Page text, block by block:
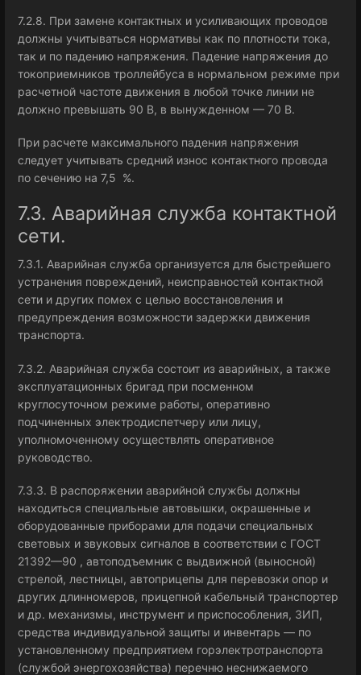
7.2.8. При замене контактных и усиливающих проводов
должны учитываться нормативы как по плотности тока,
так и по падению напряжения. Падение напряжения до
токоприемников троллейбуса в нормальном режиме при
расчетной частоте движения в любой точке линии не
должно превышать 90 В, в вынужденном — 70 В.
При расчете максимального падения напряжения
следует учитывать средний износ контактного провода
по сечению на 7,5 %.
7.3. Аварийная служба контактной
сети.
7.3.1. Аварийная служба организуется для быстрейшего
устранения повреждений, неисправностей контактной
сети и других помех с целью восстановления и
предупреждения возможности задержки движения
транспорта.
7.3.2. Аварийная служба состоит из аварийных, а также
эксплуатационных бригад при посменном
круглосуточном режиме работы, оперативно
подчиненных электродиспетчеру или лицу,
уполномоченному осуществлять оперативное
руководство.
7.3.3. В распоряжении аварийной службы должны
находиться специальные автовышки, окрашенные и
оборудованные приборами для подачи специальных
световых и звуковых сигналов в соответствии с ГОСТ
21392—90 , автоподъемник с выдвижной (выносной)
стрелой, лестницы, автоприцепы для перевозки опор и
других длинномеров, прицепной кабельный транспортер
и др. механизмы, инструмент и приспособления, ЗИП,
средства индивидуальной защиты и инвентарь — по
установленному предприятием горэлектротранспорта
(службой энергохозяйства) перечню неснижаемого